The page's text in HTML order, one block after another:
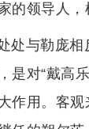
的领导人，
处与勒庞
是对“戴高
作用。客